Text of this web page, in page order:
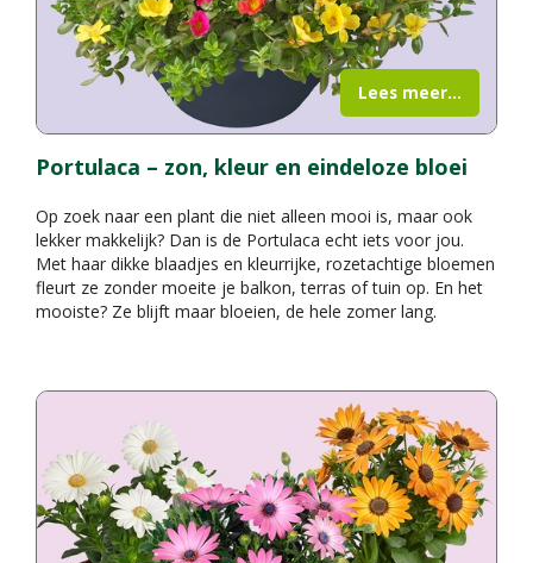
Portulaca – zon, kleur en eindeloze bloei
Op zoek naar een plant die niet alleen mooi is, maar ook
lekker makkelijk? Dan is de Portulaca echt iets voor jou.
Met haar dikke blaadjes en kleurrijke, rozetachtige bloemen
fleurt ze zonder moeite je balkon, terras of tuin op. En het
mooiste? Ze blijft maar bloeien, de hele zomer lang.
Lees meer...